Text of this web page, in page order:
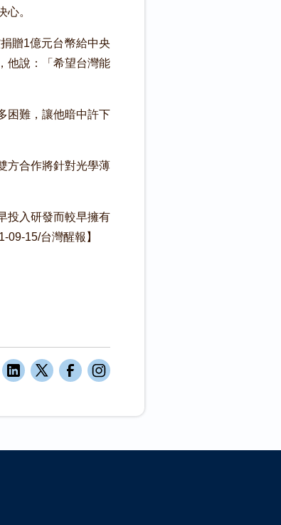
。
贈1億元台幣給中央
他說：「希望台灣能
困難，讓他暗中許下
方合作將針對光學薄
投入研發而較早擁有
15/台灣醒報】